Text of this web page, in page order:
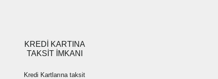
KREDİ KARTINA
TAKSİT İMKANI
Kredi Kartlarına taksit